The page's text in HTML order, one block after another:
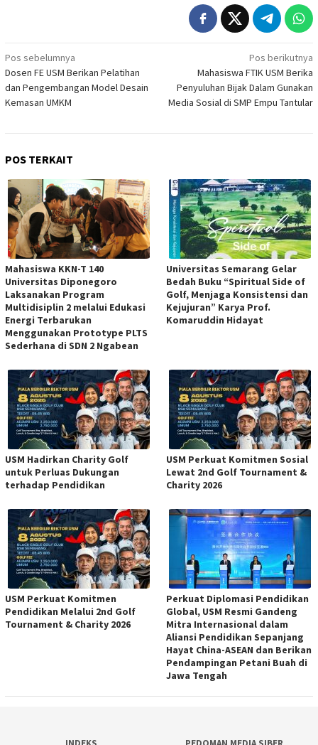
Navigasi
pos
Pos sebelumnya
Dosen FE USM Berikan Pelatihan
dan Pengembangan Model Desain
Kemasan UMKM
Pos berikutnya
Mahasiswa FTIK USM Berika
Penyuluhan Bijak Dalam Gunakan
Media Sosial di SMP Empu Tantular
POS TERKAIT
Mahasiswa KKN-T 140
Universitas Diponegoro
Laksanakan Program
Multidisiplin 2 melalui Edukasi
Energi Terbarukan
Menggunakan Prototype PLTS
Sederhana di SDN 2 Ngabean
Universitas Semarang Gelar
Bedah Buku “Spiritual Side of
Golf, Menjaga Konsistensi dan
Kejujuran” Karya Prof.
Komaruddin Hidayat
USM Hadirkan Charity Golf
untuk Perluas Dukungan
terhadap Pendidikan
USM Perkuat Komitmen Sosial
Lewat 2nd Golf Tournament &
Charity 2026
USM Perkuat Komitmen
Pendidikan Melalui 2nd Golf
Tournament & Charity 2026
Perkuat Diplomasi Pendidikan
Global, USM Resmi Gandeng
Mitra Internasional dalam
Aliansi Pendidikan Sepanjang
Hayat China-ASEAN dan Berikan
Pendampingan Petani Buah di
Jawa Tengah